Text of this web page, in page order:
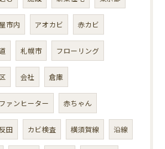
市内 アオカビ 赤カビ
札幌市 フローリング
会社 倉庫
ァンヒーター 赤ちゃん
田 カビ検査 横須賀線 沿線